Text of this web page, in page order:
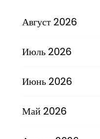
Август 2026
Июль 2026
Июнь 2026
Май 2026